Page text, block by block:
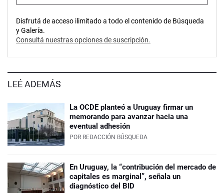
Disfrutá de acceso ilimitado a todo el contenido de Búsqueda
y Galería.
Consultá nuestras opciones de suscripción.
LEÉ ADEMÁS
La OCDE planteó a Uruguay firmar un
memorando para avanzar hacia una
eventual adhesión
POR REDACCIÓN BÚSQUEDA
En Uruguay, la “contribución del mercado de
capitales es marginal”, señala un
diagnóstico del BID